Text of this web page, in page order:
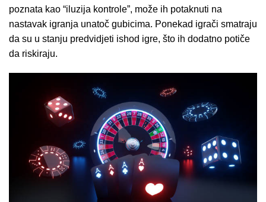
poznata kao “iluzija kontrole”, može ih potaknuti na
nastavak igranja unatoč gubicima. Ponekad igrači smatraju
da su u stanju predvidjeti ishod igre, što ih dodatno potiče
da riskiraju.